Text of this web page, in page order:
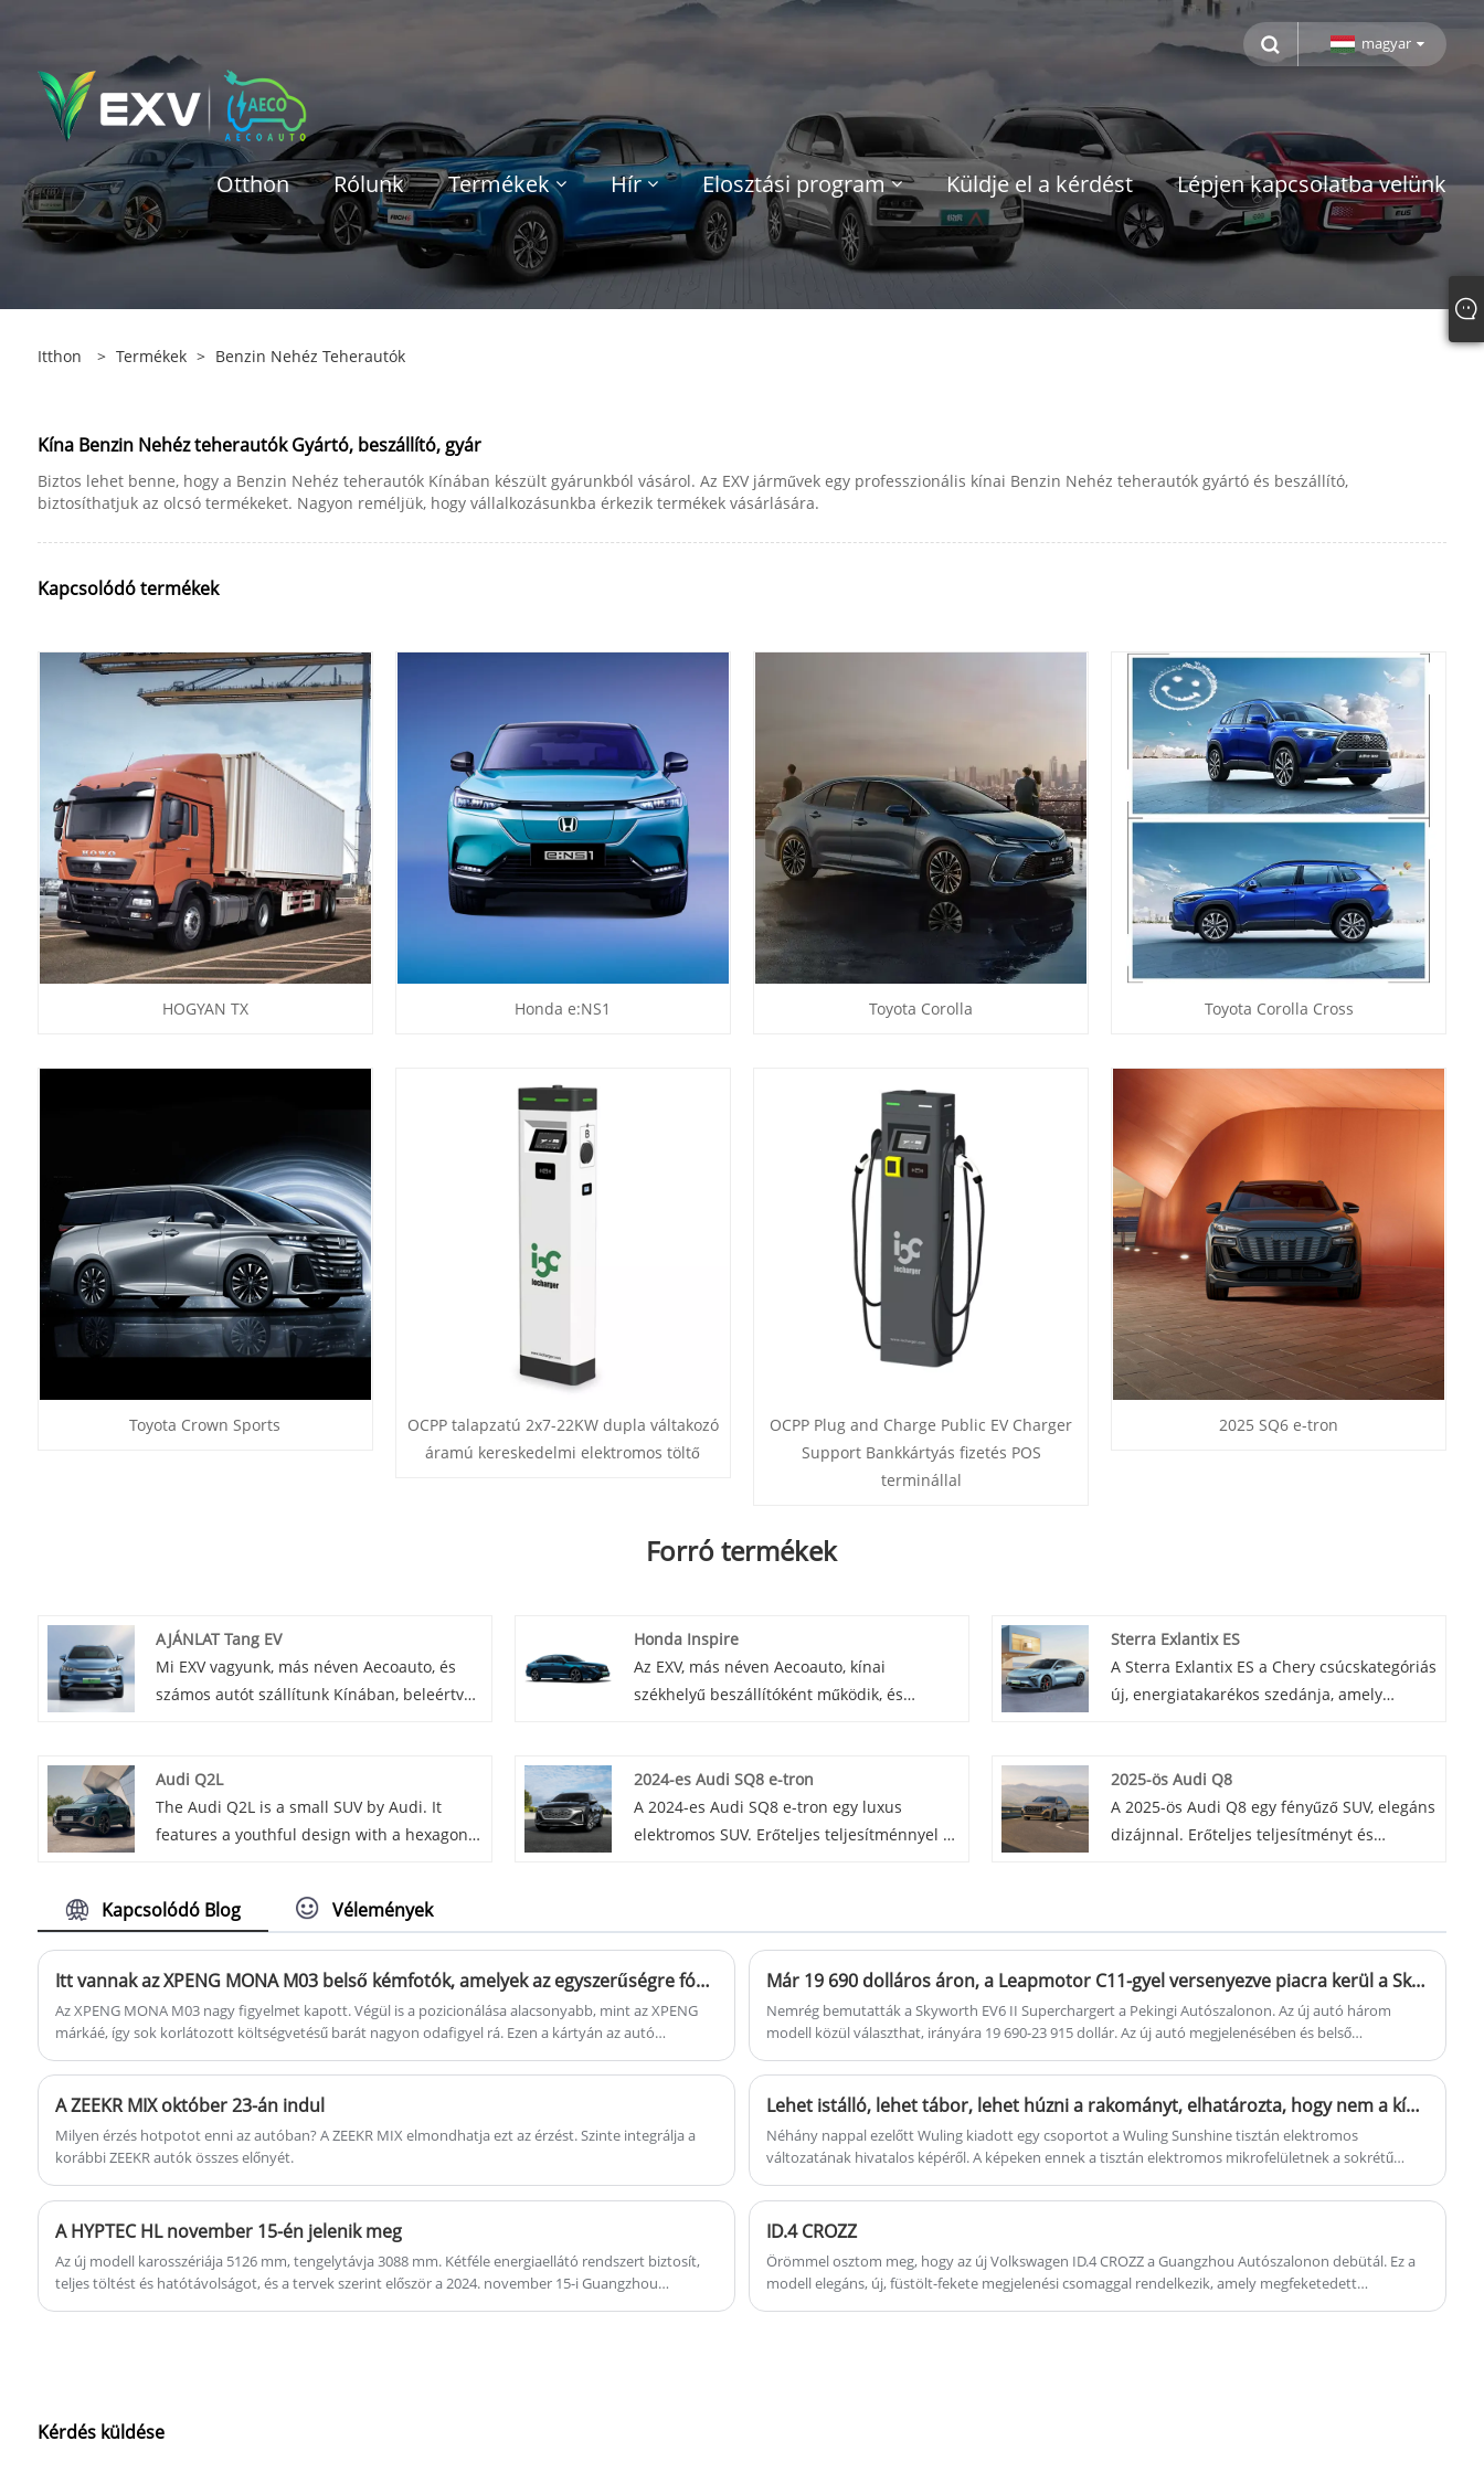
magyar
Otthon Rólunk Termékek Hír Elosztási program Küldje el a kérdést Lépjen kapcsolatba velünk
Itthon > Termékek > Benzin Nehéz Teherautók
Kína Benzin Nehéz teherautók Gyártó, beszállító, gyár
Biztos lehet benne, hogy a Benzin Nehéz teherautók Kínában készült gyárunkból vásárol. Az EXV járművek egy professzionális kínai Benzin Nehéz teherautók gyártó és beszállító,
biztosíthatjuk az olcsó termékeket. Nagyon reméljük, hogy vállalkozásunkba érkezik termékek vásárlására.
Kapcsolódó termékek
HOGYAN TX Honda e:NS1 Toyota Corolla Toyota Corolla Cross
Toyota Crown Sports
OCPP talapzatú 2x7-22KW dupla váltakozó
áramú kereskedelmi elektromos töltő
OCPP Plug and Charge Public EV Charger
Support Bankkártyás fizetés POS
terminállal
2025 SQ6 e-tron
Forró termékek
AJÁNLAT Tang EV
Mi EXV vagyunk, más néven Aecoauto, és
számos autót szállítunk Kínában, beleértve
amely tágas belső teret és kiváló
teljesítményt biztosít.
Honda Inspire
Az EXV, más néven Aecoauto, kínai
székhelyű beszállítóként működik, és
közepes méretű szedán, amelyet
elsősorban a japán hazai piacon
értékesítenek. Kényelmes utazásáról, tágas
Sterra Exlantix ES
A Sterra Exlantix ES a Chery csúcskategóriás
új, energiatakarékos szedánja, amely
biztonsággal rendelkezik, hogy a
felhasználók számára rendkívül kényelmes
vezetési élményt nyújtson.
Audi Q2L
The Audi Q2L is a small SUV by Audi. It
features a youthful design with a hexagonal
features like the virtual cockpit, and comes
with a 1.4T engine and a 7-speed dual-
clutch transmission.
2024-es Audi SQ8 e-tron
A 2024-es Audi SQ8 e-tron egy luxus
elektromos SUV. Erőteljes teljesítménnyel és
2025-ös Audi Q8
A 2025-ös Audi Q8 egy fényűző SUV, elegáns
dizájnnal. Erőteljes teljesítményt és
Kapcsolódó Blog Vélemények
Itt vannak az XPENG MONA M03 belső kémfotók, amelyek az egyszerűségre fókuszálnak, hasonlóan a Tesla Model 3-hoz
Az XPENG MONA M03 nagy figyelmet kapott. Végül is a pozicionálása alacsonyabb, mint az XPENG
márkáé, így sok korlátozott költségvetésű barát nagyon odafigyel rá. Ezen a kártyán az autó
új autót augusztusban mutatják be, és tisztán elektromos kompakt szedánként helyezik el.
Már 19 690 dolláros áron, a Leapmotor C11-gyel versenyezve piacra kerül a Skyworth EV6 II Supercharger.
Nemrég bemutatták a Skyworth EV6 II Superchargert a Pekingi Autószalonon. Az új autó három
modell közül választhat, irányára 19 690-23 915 dollár. Az új autó megjelenésében és belső
továbbfejlesztették a 800 V-os töltési architektúrát, és mindössze 7,5 percet vesz igénybe a
gyorstöltés 20%-ról 70%-ra. Tehát hogyan teljesít az új autó? Nézzük meg.
A ZEEKR MIX október 23-án indul
Milyen érzés hotpotot enni az autóban? A ZEEKR MIX elmondhatja ezt az érzést. Szinte integrálja a
korábbi ZEEKR autók összes előnyét.
Lehet istálló, lehet tábor, lehet húzni a rakományt, elhatározta, hogy nem a kínai "K autó" Wuling Sunshine tisztán elektromos változata a hivatalos rajzok
Néhány nappal ezelőtt Wuling kiadott egy csoportot a Wuling Sunshine tisztán elektromos
változatának hivatalos képéről. A képeken ennek a tisztán elektromos mikrofelületnek a sokrétű
játékosságot és a praktikumot.
A HYPTEC HL november 15-én jelenik meg
Az új modell karosszériája 5126 mm, tengelytávja 3088 mm. Kétféle energiaellátó rendszert biztosít,
teljes töltést és hatótávolságot, és a tervek szerint először a 2024. november 15-i Guangzhou
ID.4 CROZZ
Örömmel osztom meg, hogy az új Volkswagen ID.4 CROZZ a Guangzhou Autószalonon debütál. Ez a
modell elegáns, új, füstölt-fekete megjelenési csomaggal rendelkezik, amely megfeketedett
Kérdés küldése